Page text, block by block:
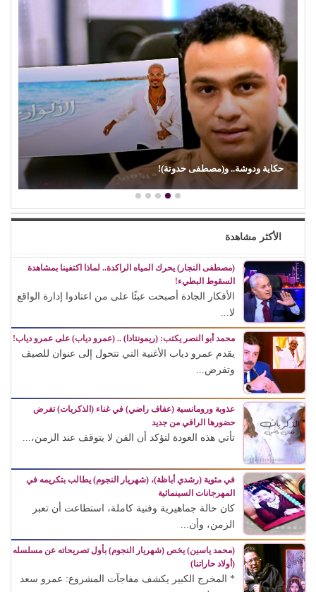
(إيمان ذو الفقار).. (كنت بحب صوت زعيقها)
الأكثر مشاهدة
(مصطفى النجار) يحرك المياه الراكدة.. لماذا اكتفينا بمشاهدة
السقوط البطيء!
الأفكار الجادة أصبحت عبئًا على من اعتادوا إدارة الواقع
لا...
محمد أبو النصر يكتب: (ريمونتادا) .. (عمرو دياب) على عمرو دياب!
يقدم عمرو دياب الأغنية التي تتحول إلى عنوان للصيف
وتفرض...
عذوبة ورومانسية (عفاف راضي) في غناء (الذكريات) تفرض
حضورها الراقي من جديد
تأتي هذه العودة لتؤكد أن الفن لا يتوقف عند الزمن،...
في مئوية (رشدي أباظة)، (شهريار النجوم) يطالب بتكريمه في
المهرجانات السينمائية
كان حالة جماهيرية وفنية كاملة، استطاعت أن تعبر
الزمن، وأن...
(محمد ياسين) يخص (شهريار النجوم) بأول تصريحاته عن مسلسله
(أولاد حاراتنا)
* المخرج الكبير يكشف مفاجآت المشروع: عمرو سعد